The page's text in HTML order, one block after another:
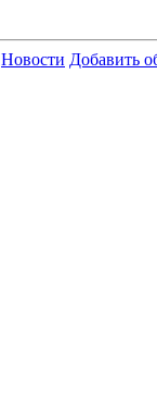
Новости Добавить